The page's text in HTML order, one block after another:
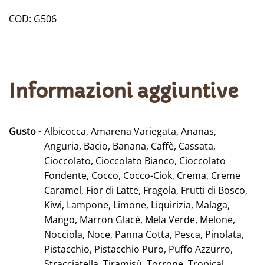
COD: G506
Informazioni aggiuntive
Gusto
Albicocca, Amarena Variegata, Ananas,
Anguria, Bacio, Banana, Caffè, Cassata,
Cioccolato, Cioccolato Bianco, Cioccolato
Fondente, Cocco, Cocco-Ciok, Crema, Creme
Caramel, Fior di Latte, Fragola, Frutti di Bosco,
Kiwi, Lampone, Limone, Liquirizia, Malaga,
Mango, Marron Glacé, Mela Verde, Melone,
Nocciola, Noce, Panna Cotta, Pesca, Pinolata,
Pistacchio, Pistacchio Puro, Puffo Azzurro,